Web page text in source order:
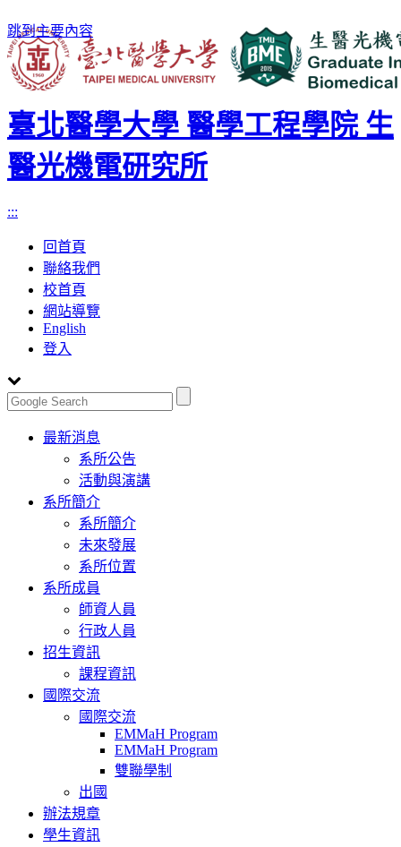
跳到主要內容
臺北醫學大學 醫學工程學院 生
醫光機電研究所
:::
回首頁
聯絡我們
校首頁
網站導覽
English
登入
Toggle
navigation
最新消息
系所公告
活動與演講
系所簡介
系所簡介
未來發展
系所位置
系所成員
師資人員
行政人員
招生資訊
課程資訊
國際交流
國際交流
EMMaH Program
EMMaH Program
雙聯學制
出國
辦法規章
學生資訊